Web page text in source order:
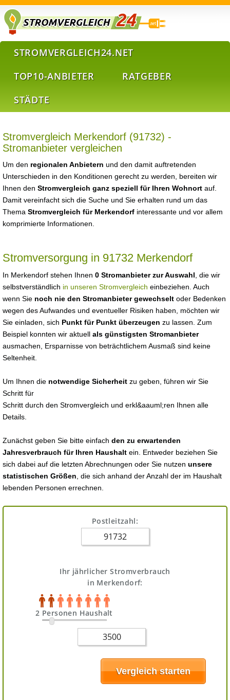
STROMVERGLEICH24.NET
TOP10-ANBIETER
RATGEBER
STÄDTE
Stromvergleich Merkendorf (91732) -
Stromanbieter vergleichen
Um den regionalen Anbietern und den damit auftretenden
Unterschieden in den Konditionen gerecht zu werden, bereiten wir
Ihnen den Stromvergleich ganz speziell für Ihren Wohnort auf.
Damit vereinfacht sich die Suche und Sie erhalten rund um das
Thema Stromvergleich für Merkendorf interessante und vor allem
komprimierte Informationen.
Stromversorgung in 91732 Merkendorf
In Merkendorf stehen Ihnen 0 Stromanbieter zur Auswahl , die wir
selbstverständlich in unseren Stromvergleich einbeziehen. Auch
wenn Sie noch nie den Stromanbieter gewechselt oder Bedenken
wegen des Aufwandes und eventueller Risiken haben, möchten wir
Sie einladen, sich Punkt für Punkt überzeugen zu lassen. Zum
Beispiel konnten wir aktuell als günstigsten Stromanbieter
ausmachen, Ersparnisse von beträchtlichem Ausmaß sind keine
Seltenheit.
Um Ihnen die notwendige Sicherheit zu geben, führen wir Sie
Schritt für
Schritt durch den Stromvergleich und erkl&aauml;ren Ihnen alle
Details.
Zunächst geben Sie bitte einfach den zu erwartenden
Jahresverbrauch für Ihren Haushalt ein. Entweder beziehen Sie
sich dabei auf die letzten Abrechnungen oder Sie nutzen unsere
statistischen Größen , die sich anhand der Anzahl der im Haushalt
lebenden Personen errechnen.
Postleitzahl:
Ihr jährlicher Stromverbrauch
in Merkendorf:
2 Personen Haushalt